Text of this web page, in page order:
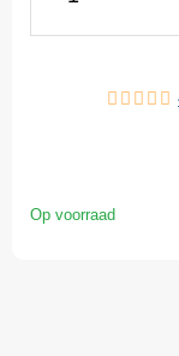
Op voorraad